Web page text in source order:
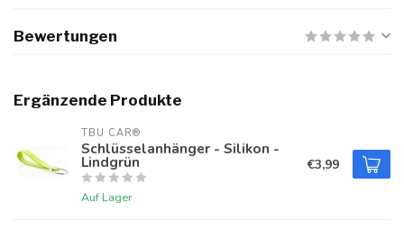
Bewertungen
Ergänzende Produkte
TBU CAR®
Schlüsselanhänger - Silikon -
Lindgrün
Auf Lager
€3,99